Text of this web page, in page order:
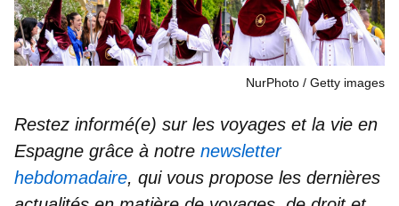
NurPhoto Getty images
Restez informé(e) sur les voyages et la vie en
Espagne grâce à notre newsletter
hebdomadaire, qui vous propose les dernières